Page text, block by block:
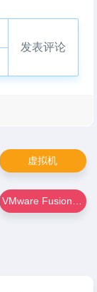
发表评论
虚拟机